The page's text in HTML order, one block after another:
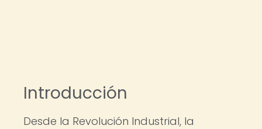
Introducción
Desde la Revolución Industrial, la